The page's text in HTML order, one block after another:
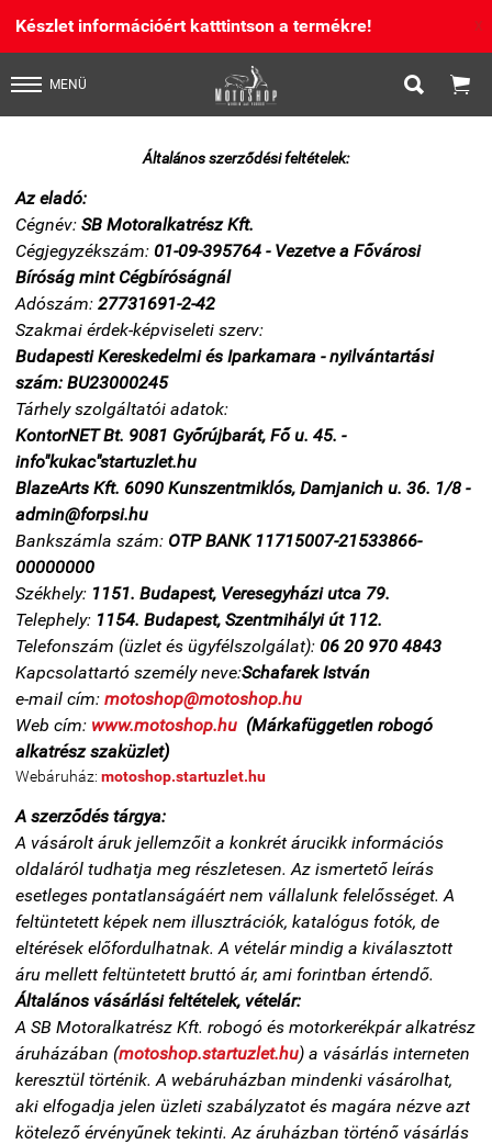
Készlet információért katttintson a termékre! X
MENÜ  
Általános szerződési feltételek:
Az eladó:
Cégnév: SB Motoralkatrész Kft.
Cégjegyzékszám: 01-09-395764 - Vezetve a Fővárosi
Bíróság mint Cégbíróságnál
Adószám: 27731691-2-42
Szakmai érdek-képviseleti szerv:
Budapesti Kereskedelmi és Iparkamara - nyilvántartási
szám: BU23000245
Tárhely szolgáltatói adatok:
KontorNET Bt. 9081 Győrújbarát, Fő u. 45. -
info"kukac"startuzlet.hu
BlazeArts Kft. 6090 Kunszentmiklós, Damjanich u. 36. 1/8 -
admin@forpsi.hu
Bankszámla szám: OTP BANK 11715007-21533866-
00000000
Székhely: 1151. Budapest, Veresegyházi utca 79.
Telephely: 1154. Budapest, Szentmihályi út 112.
Telefonszám (üzlet és ügyfélszolgálat): 06 20 970 4843
Kapcsolattartó személy neve:Schafarek István
e-mail cím: motoshop@motoshop.hu
Web cím: www.motoshop.hu (Márkafüggetlen robogó
alkatrész szaküzlet)
Webáruház: motoshop.startuzlet.hu
A szerződés tárgya:
A vásárolt áruk jellemzőit a konkrét árucikk információs
oldaláról tudhatja meg részletesen. Az ismertető leírás
esetleges pontatlanságáért nem vállalunk felelősséget.A
feltüntetett képek nem illusztrációk, katalógus fotók, de
eltérések előfordulhatnak. A vételár mindig a kiválasztott
áru mellett feltüntetett bruttó ár, ami forintban értendő.
Általános vásárlási feltételek, vételár:
A SB Motoralkatrész Kft. robogó és motorkerékpár alkatrész
áruházában (motoshop.startuzlet.hu) a vásárlás interneten
keresztül történik. A webáruházban mindenki vásárolhat,
aki elfogadja jelen üzleti szabályzatot és magára nézve azt
kötelező érvényűnek tekinti. Az áruházban történő vásárlás